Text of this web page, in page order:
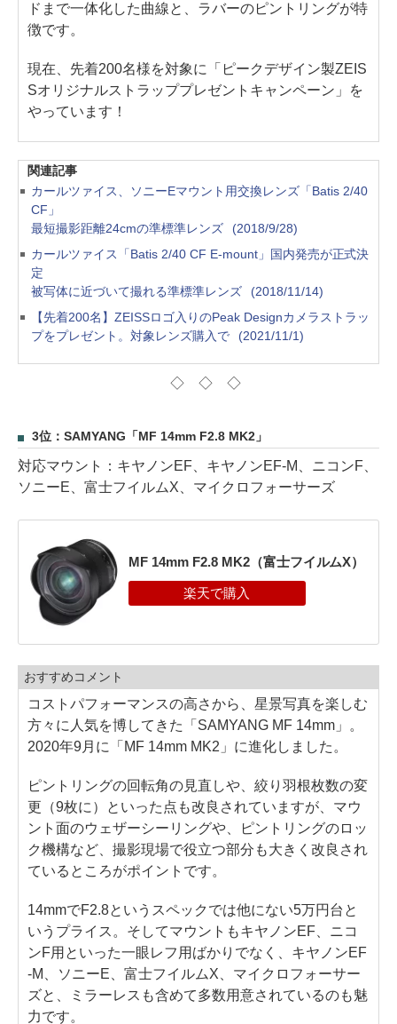
ドまで一体化した曲線と、ラバーのピントリングが特
徴です。
現在、先着200名様を対象に「ピークデザイン製ZEIS
Sオリジナルストラッププレゼントキャンペーン」を
やっています！
関連記事
カールツァイス、ソニーEマウント用交換レンズ「Batis 2/40
CF」
最短撮影距離24cmの準標準レンズ
(2018/9/28)
カールツァイス「Batis 2/40 CF E-mount」国内発売が正式決
定
被写体に近づいて撮れる準標準レンズ
(2018/11/14)
【先着200名】ZEISSロゴ入りのPeak Designカメラストラッ
プをプレゼント。対象レンズ購入で
(2021/11/1)
◇ ◇ ◇
3位：SAMYANG「MF 14mm F2.8 MK2」
対応マウント：キヤノンEF、キヤノンEF-M、ニコンF、
ソニーE、富士フイルムX、マイクロフォーサーズ
MF 14mm F2.8 MK2（富士フイルムX）
おすすめコメント
コストパフォーマンスの高さから、星景写真を楽しむ
方々に人気を博してきた「SAMYANG MF 14mm」。
2020年9月に「MF 14mm MK2」に進化しました。
ピントリングの回転角の見直しや、絞り羽根枚数の変
更（9枚に）といった点も改良されていますが、マウ
ント面のウェザーシーリングや、ピントリングのロッ
ク機構など、撮影現場で役立つ部分も大きく改良され
ているところがポイントです。
14mmでF2.8というスペックでは他にない5万円台と
いうプライス。そしてマウントもキヤノンEF、ニコ
ンF用といった一眼レフ用ばかりでなく、キヤノンEF
-M、ソニーE、富士フイルムX、マイクロフォーサー
ズと、ミラーレスも含めて多数用意されているのも魅
力です。